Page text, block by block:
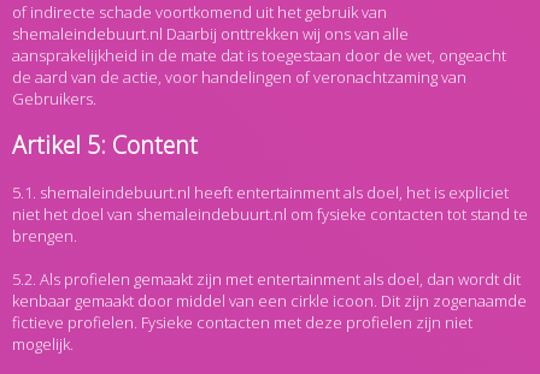
of indirecte schade voortkomend uit het gebruik van
shemaleindebuurt.nl Daarbij onttrekken wij ons van alle
aansprakelijkheid in de mate dat is toegestaan door de wet, ongeacht
de aard van de actie, voor handelingen of veronachtzaming van
Gebruikers.
Artikel 5: Content
5.1. shemaleindebuurt.nl heeft entertainment als doel, het is expliciet
niet het doel van shemaleindebuurt.nl om fysieke contacten tot stand te
brengen.
5.2. Als profielen gemaakt zijn met entertainment als doel, dan wordt dit
kenbaar gemaakt door middel van een cirkle icoon. Dit zijn zogenaamde
fictieve profielen. Fysieke contacten met deze profielen zijn niet
mogelijk.